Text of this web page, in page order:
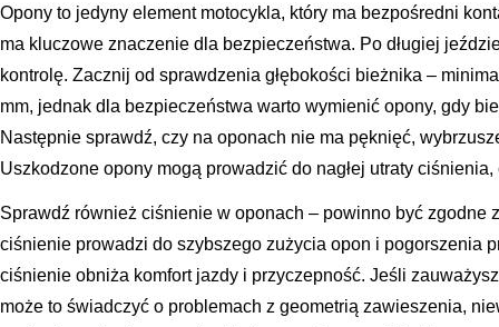
Opony to jedyny element motocykla, który ma bezpośredni
ma kluczowe znaczenie dla bezpieczeństwa. Po długiej
kontrolę. Zacznij od sprawdzenia głębokości bieżnika –
mm, jednak dla bezpieczeństwa warto wymienić opony, gdy
Następnie sprawdź, czy na oponach nie ma pęknięć,
Uszkodzone opony mogą prowadzić do nagłej utraty
Sprawdź również ciśnienie w oponach – powinno być zgodne
ciśnienie prowadzi do szybszego zużycia opon i pogorszenia
ciśnienie obniża komfort jazdy i przyczepność. Jeśli
może to świadczyć o problemach z geometrią zawieszenia,